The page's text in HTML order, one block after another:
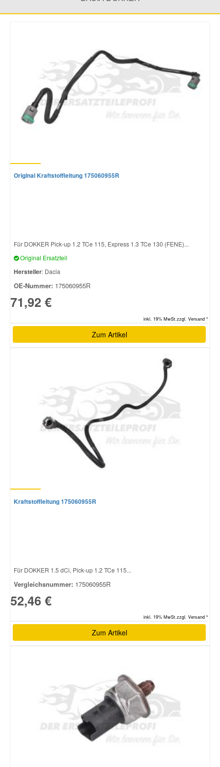
Original Kraftstoffleitung 175060955R
Für DOKKER Pick-up 1.2 TCe 115, Express 1.3 TCe 130 (FENE)...
Original Ersatzteil
Hersteller: Dacia
OE-Nummer: 175060955R
71,92 €
inkl. 19% MwSt.zzgl. Versand *
Zum Artikel
Kraftstoffleitung 175060955R
Für DOKKER 1.5 dCi, Pick-up 1.2 TCe 115...
Vergleichsnummer: 175060955R
52,46 €
inkl. 19% MwSt.zzgl. Versand *
Zum Artikel